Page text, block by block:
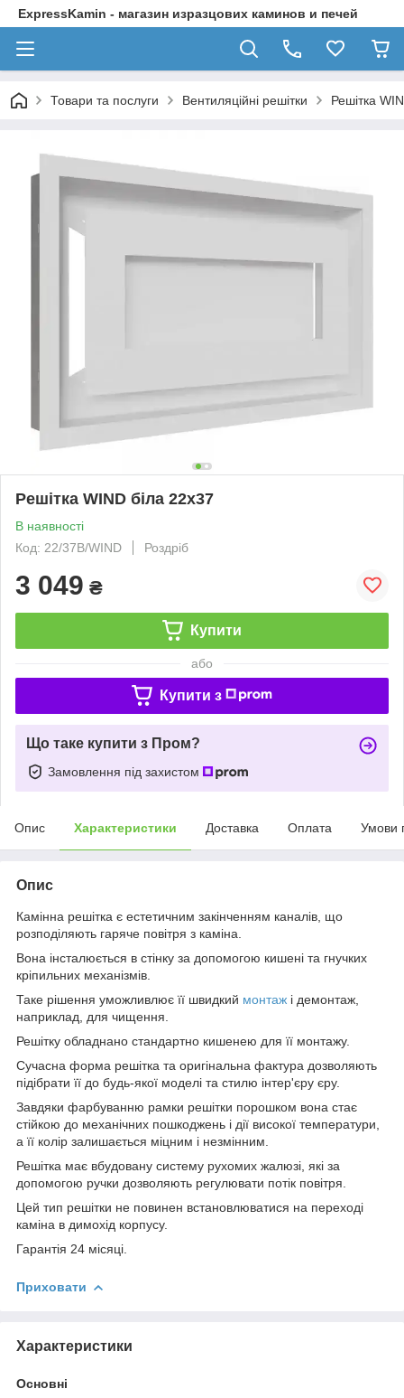
ExpressKamin - магазин изразцових каминов и печей
Товари та послуги Вентиляційні решітки Решітка
Решітка WIND біла 22x37
В наявності
Код: 22/37B/WIND
Роздріб
3 049 ₴
Купити
або
Купити з
Що таке купити з Пром?
Замовлення під захистом
Опис Характеристики Доставка Оплата Умови
Опис
Камінна решітка є естетичним закінченням каналів, що
розподіляють гаряче повітря з каміна.
Вона інсталюється в стінку за допомогою кишені та гнучких
кріпильних механізмів.
Таке рішення уможливлює її швидкий монтаж і демонтаж,
наприклад, для чищення.
Решітку обладнано стандартно кишенею для її монтажу.
Сучасна форма решітка та оригінальна фактура дозволяють
підібрати її до будь-якої моделі та стилю інтер'єру єру.
Завдяки фарбуванню рамки решітки порошком вона стає
стійкою до механічних пошкоджень і дії високої температури,
а її колір залишається міцним і незмінним.
Решітка має вбудовану систему рухомих жалюзі, які за
допомогою ручки дозволяють регулювати потік повітря.
Цей тип решітки не повинен встановлюватися на переході
каміна в димохід корпусу.
Гарантія 24 місяці.
Приховати
Характеристики
Основні